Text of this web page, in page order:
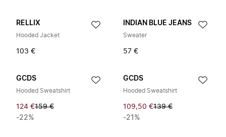
RELLIX
Hooded Jacket
103 €
INDIAN BLUE JEANS
Sweater
57 €
GCDS
Hooded Sweatshirt
124 €159 €
-22%
GCDS
Hooded Sweatshirt
109,50 €139 €
-21%